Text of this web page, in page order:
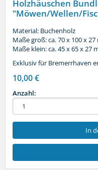
Holzhäuschen
"Möwen/Wellen/
Material: Buchenholz
Maße groß: ca. 70 x 100 x 27
Maße klein: ca. 45 x 65 x 27
Exklusiv für Bremerrhaven
10,00 €
Anzahl:
In